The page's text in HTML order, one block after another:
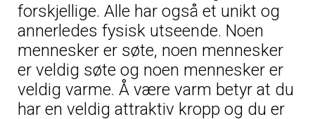
forskjellige. Alle har også et unikt og
annerledes fysisk utseende. Noen
mennesker er søte, noen mennesker
er veldig søte og noen mennesker er
veldig varme. Å være varm betyr at du
har en veldig attraktiv kropp og du er